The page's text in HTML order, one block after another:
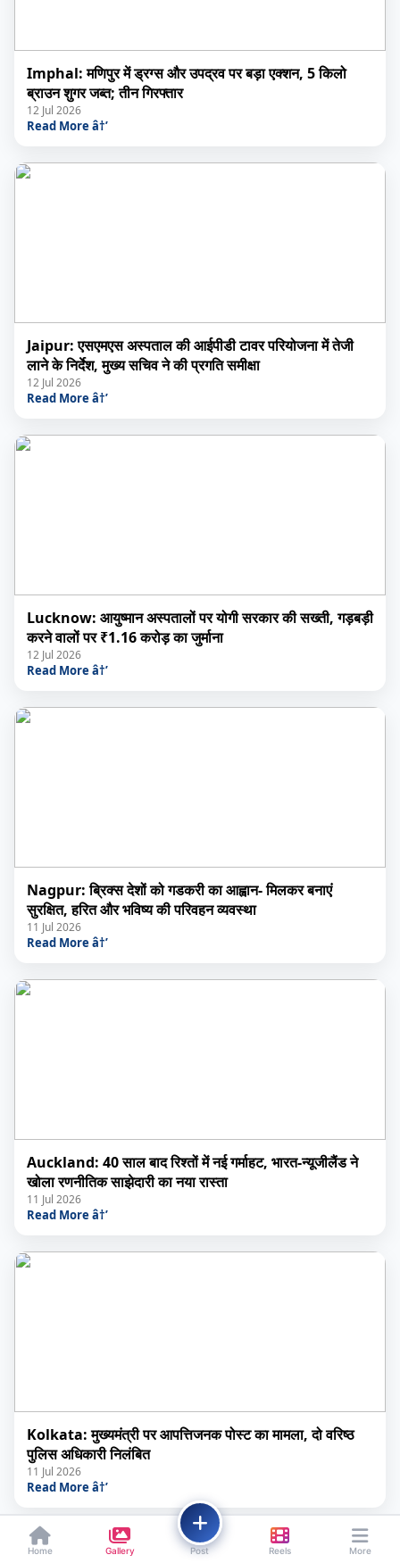
Imphal: मणिपुर में ड्रग्स और उपद्रव पर बड़ा एक्शन, 5 किलो
ब्राउन शुगर जब्त; तीन गिरफ्तार
12 Jul 2026
Read More â†’
Jaipur: एसएमएस अस्पताल की आईपीडी टावर परियोजना में तेजी
लाने के निर्देश, मुख्य सचिव ने की प्रगति समीक्षा
12 Jul 2026
Read More â†’
Lucknow: आयुष्मान अस्पतालों पर योगी सरकार की सख्ती, गड़बड़ी
करने वालों पर ₹1.16 करोड़ का जुर्माना
12 Jul 2026
Read More â†’
Nagpur: ब्रिक्स देशों को गडकरी का आह्वान- मिलकर बनाएं
सुरक्षित, हरित और भविष्य की परिवहन व्यवस्था
11 Jul 2026
Read More â†’
Auckland: 40 साल बाद रिश्तों में नई गर्माहट, भारत-न्यूजीलैंड ने
खोला रणनीतिक साझेदारी का नया रास्ता
11 Jul 2026
Read More â†’
Kolkata: मुख्यमंत्री पर आपत्तिजनक पोस्ट का मामला, दो वरिष्ठ
पुलिस अधिकारी निलंबित
11 Jul 2026
Read More â†’
Home Gallery Post Reels More